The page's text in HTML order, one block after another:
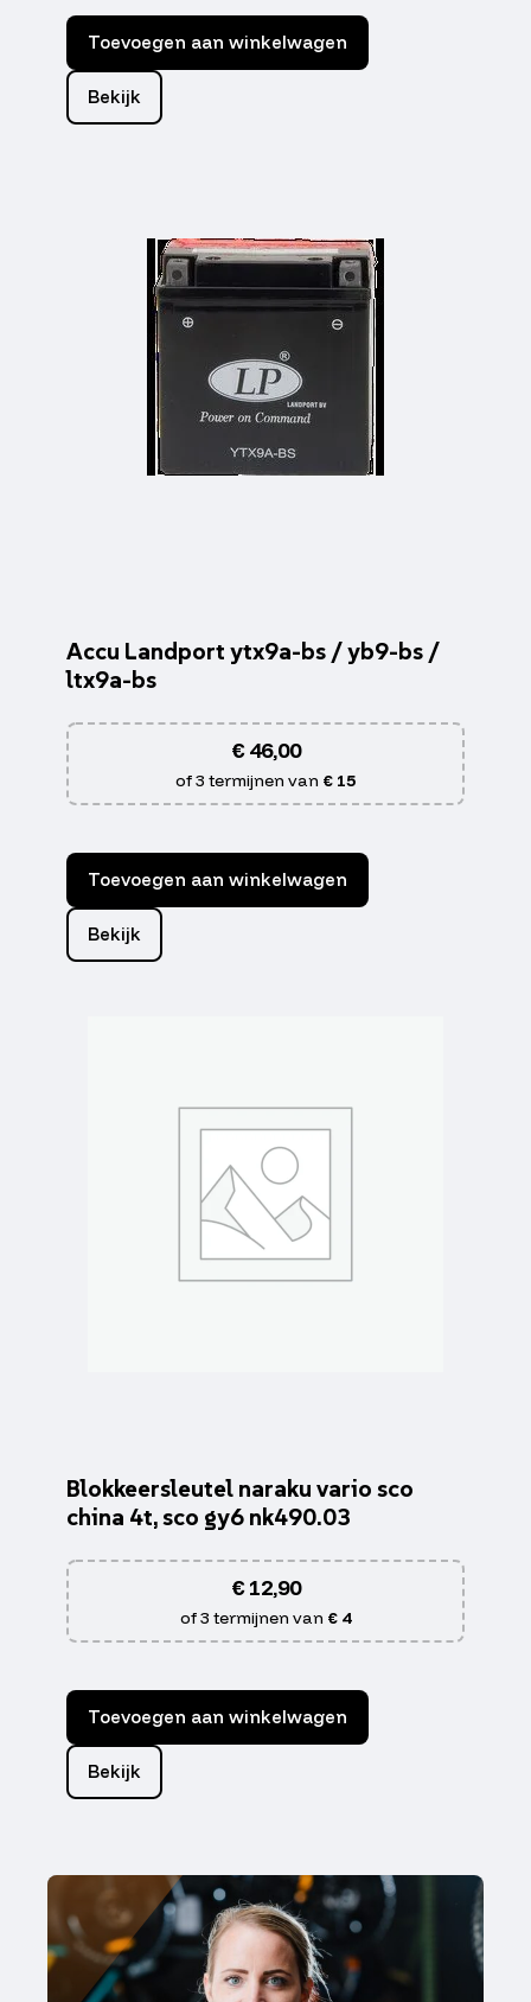
Toevoegen aan winkelwagen
Bekijk
Accu Landport ytx9a-bs / yb9-bs /
ltx9a-bs
€46,00
of 3 termijnen van € 15
Toevoegen aan winkelwagen
Bekijk
Blokkeersleutel naraku vario sco
china 4t, sco gy6 nk490.03
€12,90
of 3 termijnen van € 4
Toevoegen aan winkelwagen
Bekijk